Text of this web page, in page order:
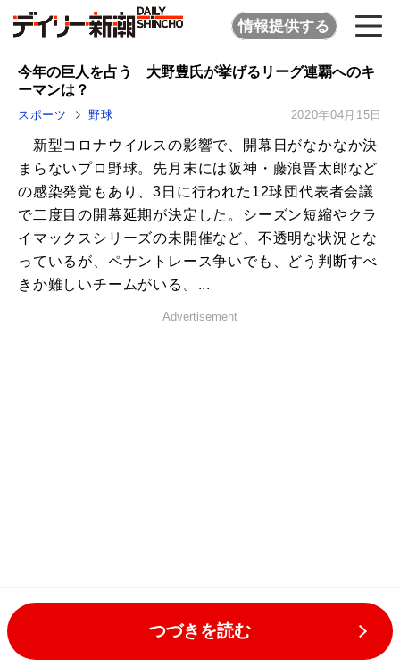
情報提供する
今年の巨人を占う 大野豊氏が挙げるリーグ連覇へのキ
ーマンは？
スポーツ 野球 2020年04月15日
新型コロナウイルスの影響で、開幕日がなかなか決
まらないプロ野球。先月末には阪神・藤浪晋太郎など
の感染発覚もあり、3日に行われた12球団代表者会議
で二度目の開幕延期が決定した。シーズン短縮やクラ
イマックスシリーズの未開催など、不透明な状況とな
っているが、ペナントレース争いでも、どう判断すべ
きか難しいチームがいる。...
Advertisement
つづきを読む